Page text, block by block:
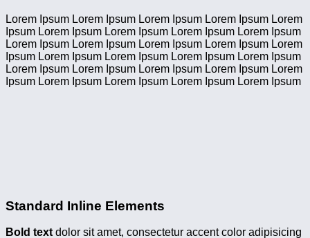
Lorem Ipsum Lorem Ipsum Lorem Ipsum Lorem Ipsum Lorem
Ipsum Lorem Ipsum Lorem Ipsum Lorem Ipsum Lorem Ipsum
Lorem Ipsum Lorem Ipsum Lorem Ipsum Lorem Ipsum Lorem
Ipsum Lorem Ipsum Lorem Ipsum Lorem Ipsum Lorem Ipsum
Lorem Ipsum Lorem Ipsum Lorem Ipsum Lorem Ipsum Lorem
Ipsum Lorem Ipsum Lorem Ipsum Lorem Ipsum Lorem Ipsum
Standard Inline Elements
Bold text dolor sit amet, consectetur accent color adipisicing